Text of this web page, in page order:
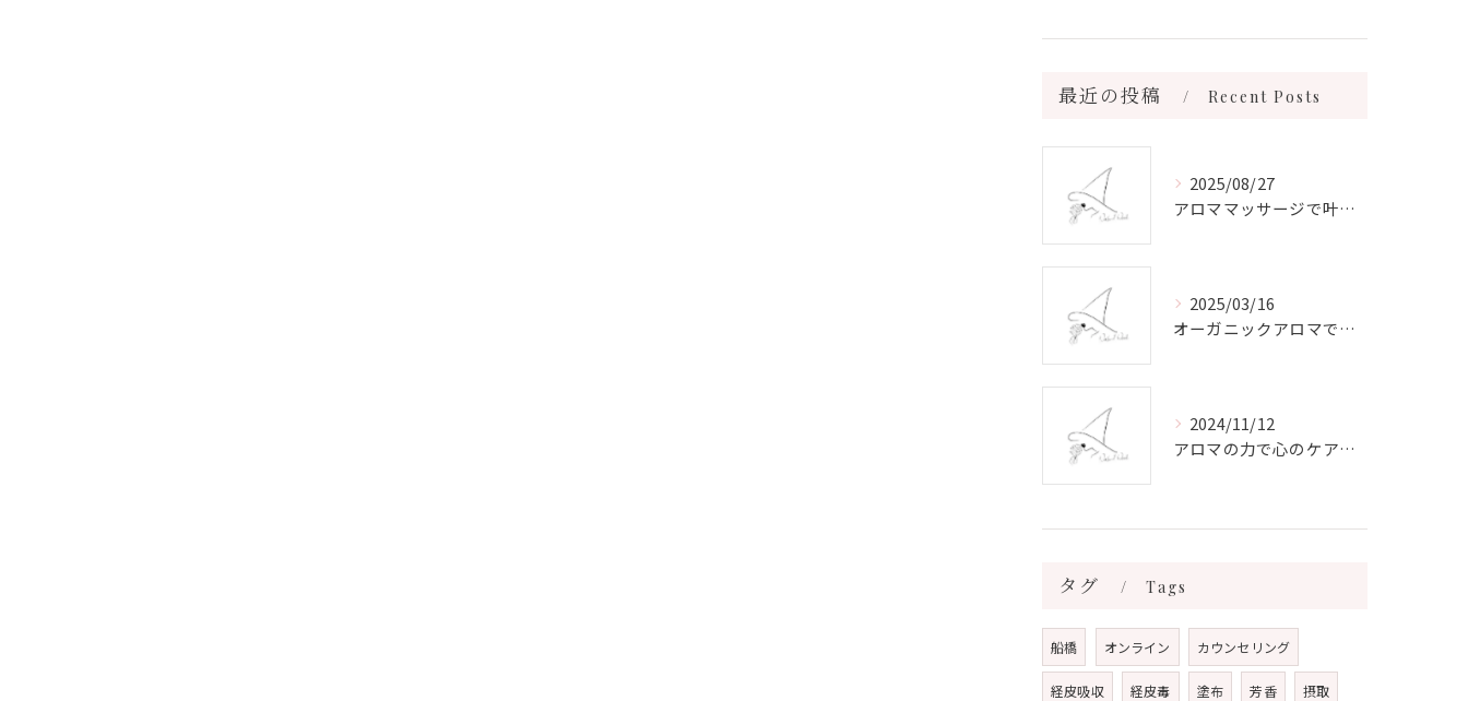
最近の投稿 Recent Posts
2025/08/27
アロママッサージで叶える心身リラックスと健康維持の新習慣ガイド
2025/03/16
オーガニックアロマで心と体を癒す
2024/11/12
アロマの力で心のケアをする方法
タグ Tags
船橋 オンライン カウンセリング
経皮吸収 経皮毒 塗布 芳香 摂取